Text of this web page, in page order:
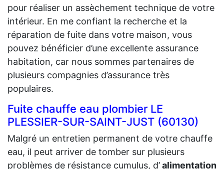
pour réaliser un assèchement technique de votre
intérieur. En me confiant la recherche et la
réparation de fuite dans votre maison, vous
pouvez bénéficier d’une excellente assurance
habitation, car nous sommes partenaires de
plusieurs compagnies d’assurance très
populaires.
Fuite chauffe eau plombier LE
PLESSIER-SUR-SAINT-JUST (60130)
Malgré un entretien permanent de votre chauffe
eau, il peut arriver de tomber sur plusieurs
problèmes de résistance cumulus, d’alimentation